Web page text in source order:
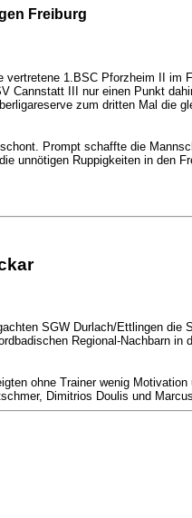
Freiburg
1.BSC Pforzheim II im
Cannstatt III nur einen Punkt
zum dritten Mal die
Prompt schaffte die
unnötigen Ruppigkeiten in den
SGW Durlach/Ettlingen die
Regional-Nachbarn in
ohne Trainer wenig
Dimitrios Doulis und